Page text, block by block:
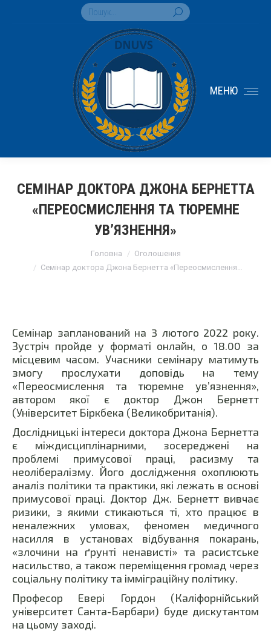
Search:
МЕНЮ
СЕМІНАР ДОКТОРА ДЖОНА БЕРНЕТТА
«ПЕРЕОСМИСЛЕННЯ ТА ТЮРЕМНЕ
УВ’ЯЗНЕННЯ»
Головна
Оголошення
Семінар доктора Джона Бернетта «Переосмислення…
Семінар запланований на 3 лютого 2022 року.
Зустріч пройде у форматі онлайн, о 18.00 за
місцевим часом. Учасники семінару матимуть
змогу прослухати доповідь на тему
«Переосмислення та тюремне ув’язнення»,
автором якої є доктор Джон Бернетт
(Університет Біркбека (Великобританія).
Дослідницькі інтереси доктора Джона Бернетта
є міждисциплінарними, зосереджені на
проблемі примусової праці, расизму та
неолібералізму. Його дослідження охоплюють
аналіз політики та практики, які лежать в основі
примусової праці. Доктор Дж. Бернетт вивчає
ризики, з якими стикаються ті, хто працює в
неналежних умовах, феномен медичного
насилля в установах відбування покарань,
«злочини на ґрунті ненависті» та расистське
насильство, а також переміщення громад через
соціальну політику та імміграційну політику.
Професор Евері Гордон (Каліфорнійський
університет Санта-Барбари) буде дискутантом
на цьому заході.